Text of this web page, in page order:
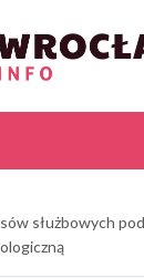
służbowych